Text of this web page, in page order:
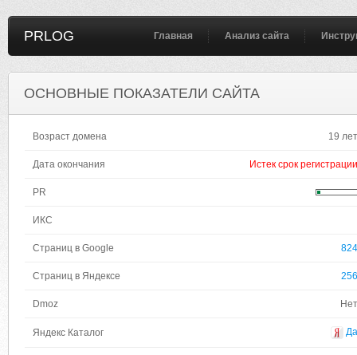
PRLOG Главная Анализ сайта
ОСНОВНЫЕ ПОКАЗАТЕЛИ САЙТА
Возраст домена 19 лет
Дата окончания Истек срок регистрации
PR
ИКС
Страниц в Google 824
Страниц в Яндексе 256
Dmoz Нет
Яндекс Каталог Да